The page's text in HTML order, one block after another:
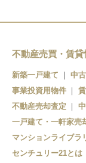
三代橋駅
黒川駅
蔵宿駅
西有田駅
大木駅
山谷駅
不動産売買・賃
新築一戸建て 中
事業投資用物件
不動産売却査定
一戸建て・一軒家売
マンションライブラ
センチュリー21とは